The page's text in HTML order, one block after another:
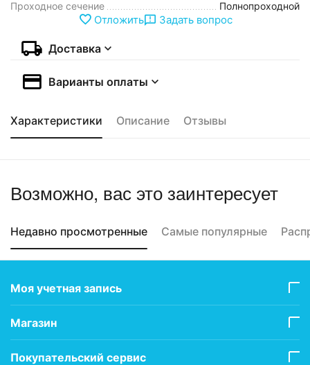
Проходное сечение
Полнопроходной
Отложить Задать вопрос
Доставка
Варианты оплаты
Характеристики Описание Отзывы
Возможно, вас это заинтересует
Недавно просмотренные Самые популярные
Моя учетная запись
Магазин
Покупательский сервис